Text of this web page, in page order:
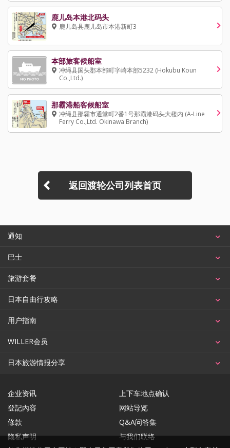
鹿儿岛本港北码头
鹿儿岛县鹿儿岛市本港新町3
本部旅客候船室
冲绳县国头郡本部町字崎本部5232 (Hokubu Koun
Co.,Ltd.)
那霸港船客候船室
冲绳县那霸市通堂町2番1号那霸港码头大楼内 (A-Line
Ferry Co.,Ltd. Okinawa Branch)
返回渡轮公司列表首页
通知
巴士
旅游套餐
日本自由行攻略
用户指南
WILLER会员
日本旅游情报分享
企业资讯
登記內容
條款
隐私声明
上下车地点确认
网站导览
Q&A问答集
与我们联络